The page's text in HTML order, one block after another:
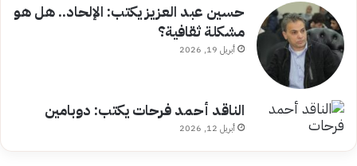
حسين عبد العزيز يكتب: الإلحاد.. هل هو
مشكلة ثقافية؟
أبريل 19, 2026
الناقد أحمد فرحات يكتب: دوبامين
أبريل 12, 2026